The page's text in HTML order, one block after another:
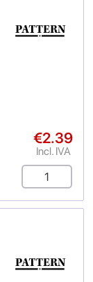
€2.39
Incl. IVA